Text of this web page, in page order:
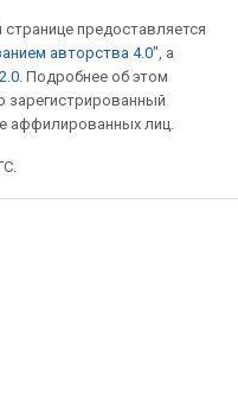
странице предоставляется
авторства 4.0", а
. Подробнее об этом
зарегистрированный
аффилированных лиц.